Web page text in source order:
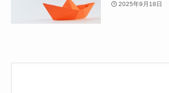
2025年9月18日